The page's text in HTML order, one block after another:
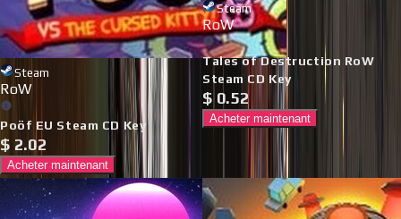
Steam
RoW
Poöf EU Steam CD Key
$ 2.02
Acheter maintenant
Steam
RoW
Tales of Destruction RoW
Steam CD Key
$ 0.52
Acheter maintenant